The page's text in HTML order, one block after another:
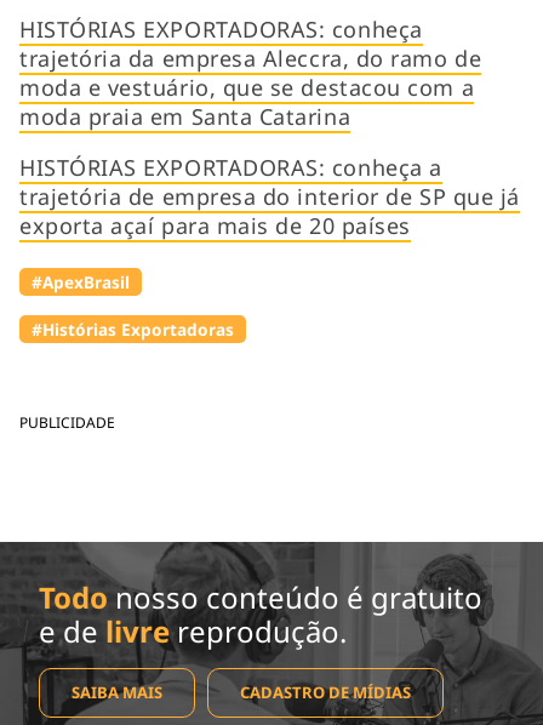
PUBLICIDADE
HISTÓRIAS EXPORTADORAS: conheça
trajetória da empresa Aleccra, do ramo de
moda e vestuário, que se destacou com a
moda praia em Santa Catarina
HISTÓRIAS EXPORTADORAS: conheça a
trajetória de empresa do interior de SP que já
exporta açaí para mais de 20 países
#ApexBrasil
#Histórias Exportadoras
Todo nosso conteúdo é gratuito
e de livrereprodução.
SAIBA MAIS CADASTRO DE MÍDIAS